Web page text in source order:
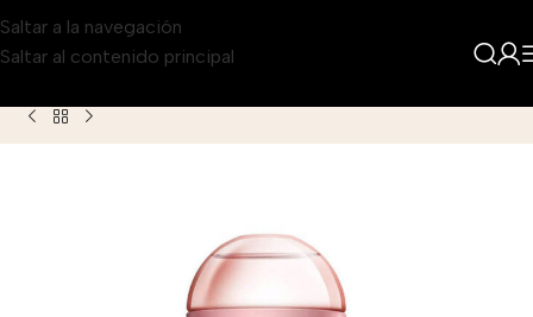
Saltar a la navegación
Saltar al contenido principal